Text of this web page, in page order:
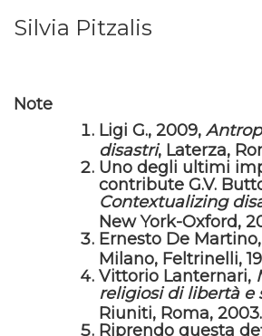
Silvia Pitzalis
Note
Ligi G., 2009,
disastri, Laterza,
Uno degli ultimi
contribute G.V.
Contextualizing
New York-Oxford,
Ernesto De Martino,
Milano, Feltrinelli,
Vittorio Lanternari,
religiosi di libertà e
Riuniti, Roma, 2003.
Riprendo questa